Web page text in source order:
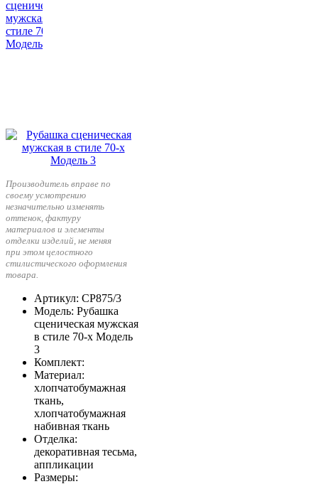
Производитель вправе по
своему усмотрению
незначительно изменять
оттенок, фактуру
материалов и элементы
отделки изделий, не меняя
при этом целостного
стилистического оформления
товара.
Артикул: СР875/3
Модель: Рубашка
сценическая мужская
в стиле 70-х Модель
3
Комплект:
Материал:
хлопчатобумажная
ткань,
хлопчатобумажная
набивная ткань
Отделка:
декоративная тесьма,
аппликации
Размеры: